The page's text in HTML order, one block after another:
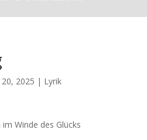
20, 2025 | Lyrik
Winde des Glücks